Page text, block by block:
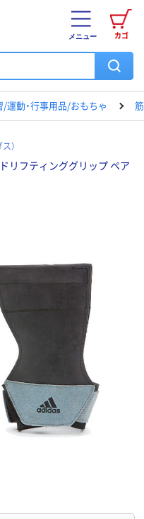
カゴ
メニュー
/運動・行事用品/おもちゃ
）
リフティンググリップ ペア